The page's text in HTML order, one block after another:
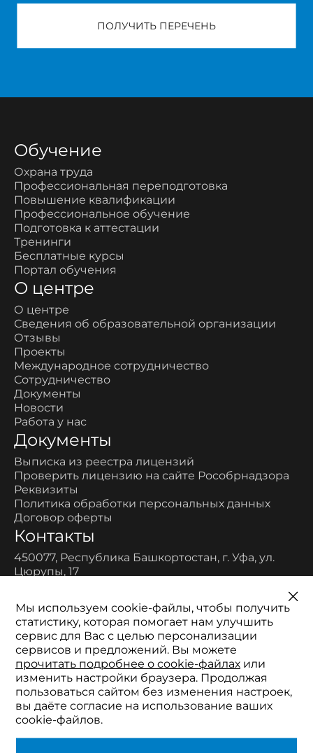
ПОЛУЧИТЬ ПЕРЕЧЕНЬ
Обучение
Охрана труда
Профессиональная переподготовка
Повышение квалификации
Профессиональное обучение
Подготовка к аттестации
Тренинги
Бесплатные курсы
Портал обучения
О центре
О центре
Сведения об образовательной организации
Отзывы
Проекты
Международное сотрудничество
Сотрудничество
Документы
Новости
Работа у нас
Документы
Выписка из реестра лицензий
Проверить лицензию на сайте Рособрнадзора
Реквизиты
Политика обработки персональных данных
Договор оферты
Контакты
450077, Республика Башкортостан, г. Уфа, ул.
Цюрупы, 17
Телефон:
+7 (347) 200-96-90
Электронная почта:
2511152@mail.ru
Мы используем cookie-файлы, чтобы получить
статистику, которая помогает нам улучшить
сервис для Вас с целью персонализации
сервисов и предложений. Вы можете
прочитать подробнее о cookie-файлах или
изменить настройки браузера. Продолжая
пользоваться сайтом без изменения настроек,
вы даёте согласие на использование ваших
cookie-файлов.